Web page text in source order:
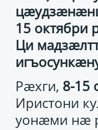
15 октябри
Ци
Рæхги, 8-15
Иристони
уонæми нæ